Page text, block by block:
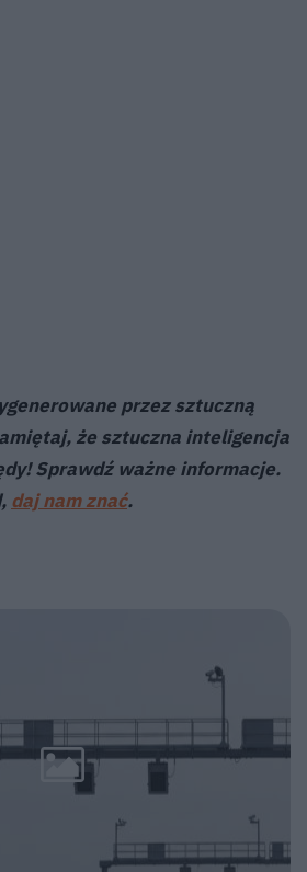
przez sztuczną
że sztuczna inteligencja
Sprawdź ważne informacje.
daj nam znać.